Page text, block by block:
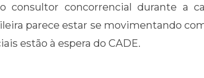
consultor concorrencial durante a
parece estar se movimentando
estão à espera do CADE.